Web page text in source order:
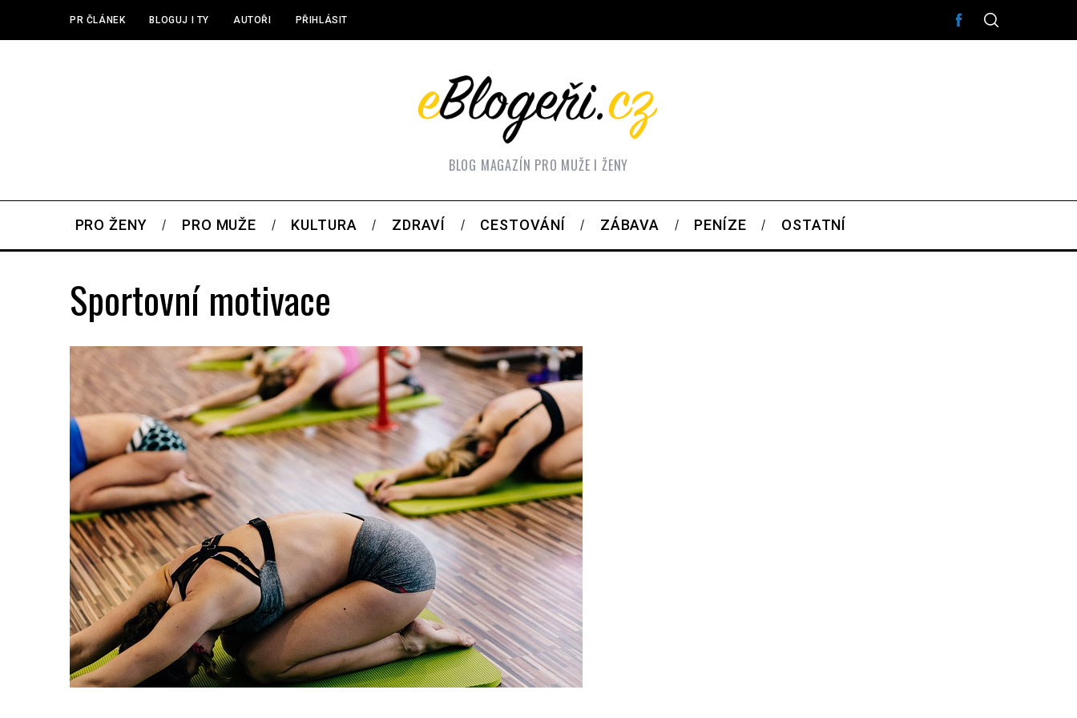
PR ČLÁNEK BLOGUJ I TY AUTOŘI PŘIHLÁSIT
BLOG MAGAZÍN PRO MUŽE I ŽENY
PRO ŽENY PRO MUŽE KULTURA ZDRAVÍ CESTOVÁNÍ ZÁBAVA PENÍZE OSTATNÍ
Sportovní motivace